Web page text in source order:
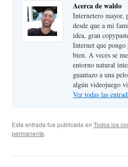
Acerca de waldo
Internetero mayor,
desde que a mi
idea, gran
Internet que pongo
bien. A veces se
entorno natural
guantazo a una
algún videojuego
Ver todas las
Esta entrada fue publicada en Todos los
permanente.